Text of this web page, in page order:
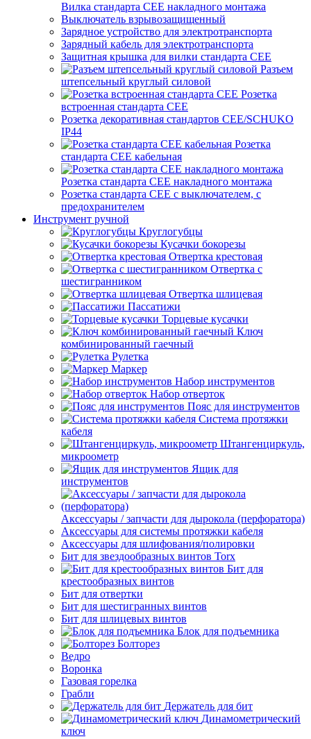
Вилка стандарта CEE накладного монтажа
Выключатель взрывозащищенный
Зарядное устройство для электротранспорта
Зарядный кабель для электротранспорта
Защитная крышка для вилки стандарта CEE
Разъем
штепсельный круглый силовой
Розетка
встроенная стандарта CEE
Розетка декоративная стандартов CEE/SCHUKO
IP44
Розетка
стандарта СЕЕ кабельная
Розетка стандарта СЕЕ накладного монтажа
Розетка стандарта СЕЕ с выключателем, с
предохранителем
Инструмент ручной
Круглогубцы
Кусачки бокорезы
Отвертка крестовая
Отвертка с
шестигранником
Отвертка шлицевая
Пассатижи
Торцевые кусачки
Ключ
комбинированный гаечный
Рулетка
Маркер
Набор инструментов
Набор отверток
Пояс для инструментов
Система протяжки
кабеля
Штангенциркуль,
микроометр
Ящик для
инструментов
Аксессуары / запчасти для дырокола (перфоратора)
Аксессуары для системы протяжки кабеля
Аксессуары для шлифования/полировки
Бит для звездообразных винтов Torx
Бит для
крестообразных винтов
Бит для отвертки
Бит для шестигранных винтов
Бит для шлицевых винтов
Блок для подъемника
Болторез
Ведро
Воронка
Газовая горелка
Грабли
Держатель для бит
Динамометрический
ключ